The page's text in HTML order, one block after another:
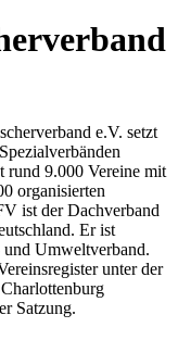
e.V. setzt
rund 9.000 Vereine mit
organisierten
ist der Dachverband
Er ist
und Umweltverband.
unter der
Satzung.